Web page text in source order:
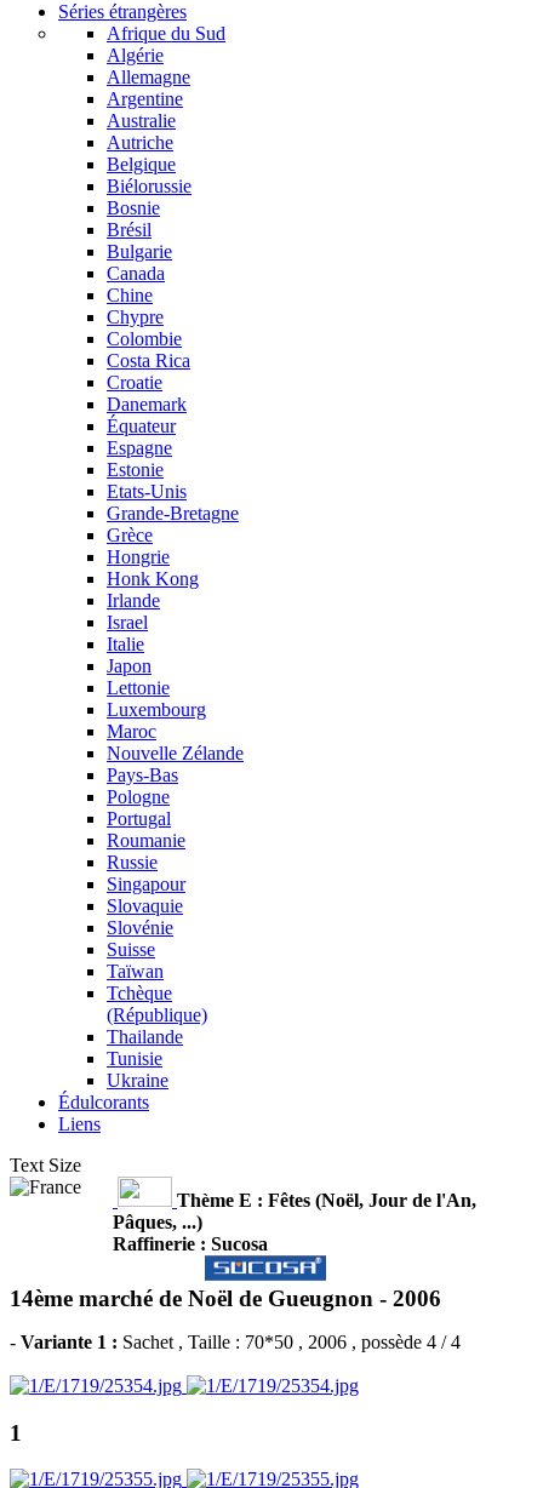
Séries étrangères
Afrique du Sud
Algérie
Allemagne
Argentine
Australie
Autriche
Belgique
Biélorussie
Bosnie
Brésil
Bulgarie
Canada
Chine
Chypre
Colombie
Costa Rica
Croatie
Danemark
Équateur
Espagne
Estonie
Etats-Unis
Grande-Bretagne
Grèce
Hongrie
Honk Kong
Irlande
Israel
Italie
Japon
Lettonie
Luxembourg
Maroc
Nouvelle Zélande
Pays-Bas
Pologne
Portugal
Roumanie
Russie
Singapour
Slovaquie
Slovénie
Suisse
Taïwan
Tchèque
(République)
Thailande
Tunisie
Ukraine
Édulcorants
Liens
Text Size
Thème E : Fêtes (Noël, Jour de l'An,
Pâques, ...)
Raffinerie : Sucosa
14ème marché de Noël de Gueugnon - 2006
- Variante 1 : Sachet , Taille : 70*50 , 2006 , possède 4 / 4
1